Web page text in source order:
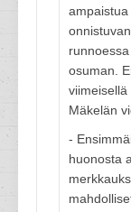
osuman.
viimeisellä
Mäkelän
-
huonosta